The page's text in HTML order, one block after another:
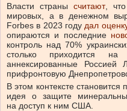
Власти страны считают,
мировых, а в денежном
Forbes в 2023 году дал
опираются и последние
контроль над 70%
столько приходится
аннексированные
прифронтовую
В этом контексте становится
идея о защите
на доступ к ним США.